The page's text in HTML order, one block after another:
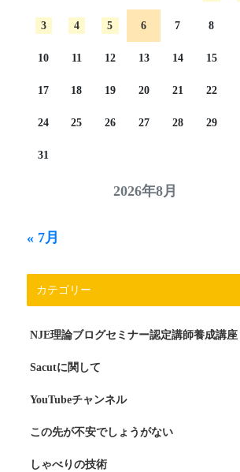
2026年8月
3 4 5 6 7 8
10 11 12 13 14 15
17 18 19 20 21 22
24 25 26 27 28 29
31
« 7月
カテゴリー
NJE理論ブログセミナー認定講師養成講座
Sacutに関して
YouTubeチャンネル
この先が不安でしょうがない
しゃべりの技術